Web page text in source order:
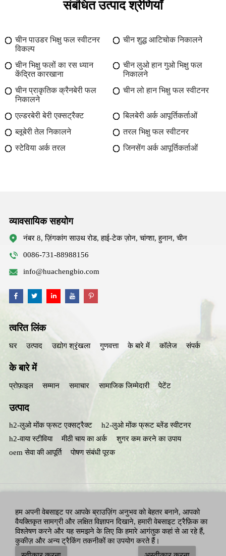
संबंधित उत्पाद श्रेणियाँ
चीन पाउडर भिक्षु फल स्वीटनर
विकल्प
चीन शुद्ध आटिचोक निकालने
चीन भिक्षु फलों का रस ध्यान
केंद्रित कारखाना
चीन लुओ हान गुओ भिक्षु फल
निकालने
चीन प्राकृतिक क्रैनबेरी फल
निकालने
चीन लो हान भिक्षु फल स्वीटनर
एल्डरबेरी बेरी एक्सट्रैक्ट
बिलबेरी अर्क आपूर्तिकर्ताओं
ब्लूबेरी तेल निकालने
तरल भिक्षु फल स्वीटनर
स्टेविया अर्क तरल
जिनसेंग अर्क आपूर्तिकर्ताओं
व्यावसायिक सहयोग
नंबर 8, ज़िंगकांग साउथ रोड, हाई-टेक ज़ोन, चांग्शा, हुनान, चीन
0086-731-88988156
info@huachengbio.com
त्वरित लिंक
घर उत्पाद उद्योग श्रृंखला गुणवत्ता के बारे में कॉलेज संपर्क
के बारे में
प्रोफ़ाइल सम्मान समाचार सामाजिक जिम्मेदारी पेटेंट
उत्पाद
h2-लुओ मोंक फ्रूट एक्सट्रैक्ट
h2-लुओ मोंक फ्रूट ब्लेंड स्वीटनर
h2-वाया स्टीविया
मीठी चाय का अर्क
शुगर कम करने का उपाय
oem सेवा की आपूर्ति
पोषण संबंधी पूरक
सभी अधिकार सुरक्षित: हुनान हुआचेंग बायोटेक, इंक. एडेलन न्यूट्रिशन, इंक.
हम अपनी वेबसाइट पर आपके ब्राउज़िंग अनुभव को बेहतर बनाने, आपको
वैयक्तिकृत सामग्री और लक्षित विज्ञापन दिखाने, हमारी वेबसाइट ट्रैफ़िक का
विश्लेषण करने और यह समझने के लिए कि हमारे आगंतुक कहां से आ रहे हैं,
कुकीज़ और अन्य ट्रैकिंग तकनीकों का उपयोग करते हैं।